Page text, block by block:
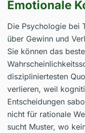
Emotionale
Die Psychologie bei
über Gewinn und
Sie können das
diszipliniertesten
verlieren, weil
Entscheidungen
nicht für rationale
sucht Muster, wo